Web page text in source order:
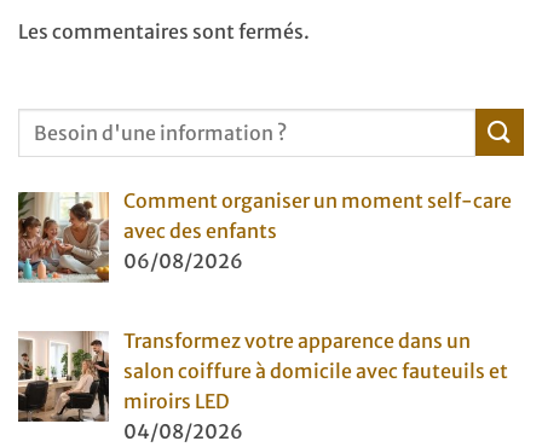
Les commentaires sont fermés.
Comment organiser un moment self-care
avec des enfants
06/08/2026
Transformez votre apparence dans un
salon coiffure à domicile avec fauteuils et
miroirs LED
04/08/2026